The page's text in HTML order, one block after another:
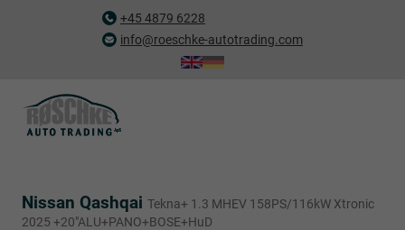
+45 4879 6228
info@roeschke-autotrading.com
Nissan Qashqai Tekna+ 1.3 MHEV 158PS/116kW Xtronic
2025 +20"ALU+PANO+BOSE+HuD